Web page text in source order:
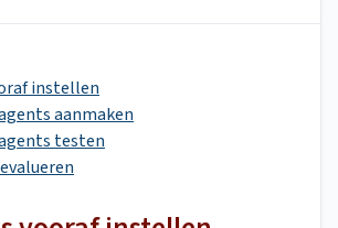
instellen
aanmaken
testen